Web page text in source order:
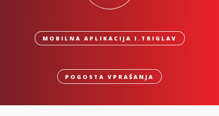
MOBILNA APLIKACIJA I.TRIGLAV
POGOSTA VPRAŠANJA